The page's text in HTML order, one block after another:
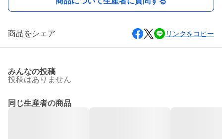
商品をシェア リンクをコピー
みんなの投稿
投稿はありません
同じ生産者の商品